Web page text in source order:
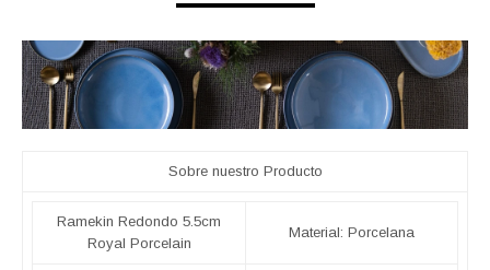
Sobre nuestro Producto
Ramekin Redondo 5.5cm
Royal Porcelain
Material: Porcelana